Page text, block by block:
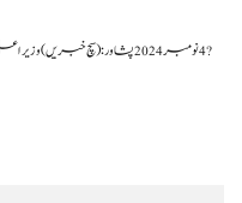
?️ 4 نومبر 2024پشاور: (سچ